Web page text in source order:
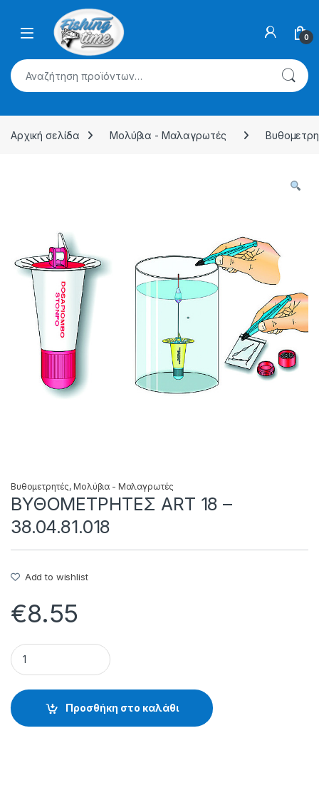
Skip to navigation
0
Αναζήτηση για:
Αρχική σελίδα Μολύβια - Μαλαγρωτές
Βυθομετρητές,Μολύβια - Μαλαγρωτές
ΒΥΘΟΜΕΤΡΗΤΕΣ ART 18 –
38.04.81.018
Add to wishlist
€8.55
ΒΥΘΟΜΕΤΡΗΤΕΣ ART 18 - 38.04.81.018 quantity
Προσθήκη στο καλάθι